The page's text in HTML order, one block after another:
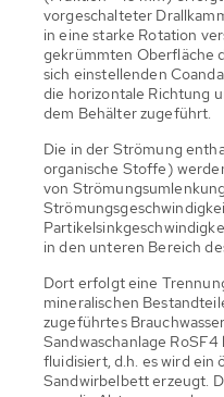
vorgeschalteter
in eine starke Rotation
gekrümmten Oberfläche
sich einstellenden
die horizontale Richtung
dem Behälter zugeführt.
Die in der Strömung
organische Stoffe)
von
in den unteren Bereich
Dort erfolgt eine
mineralischen
zugeführtes
Sandwaschanlage
fluidisiert, d.h. es wird ein
Sandwirbelbett erzeugt.